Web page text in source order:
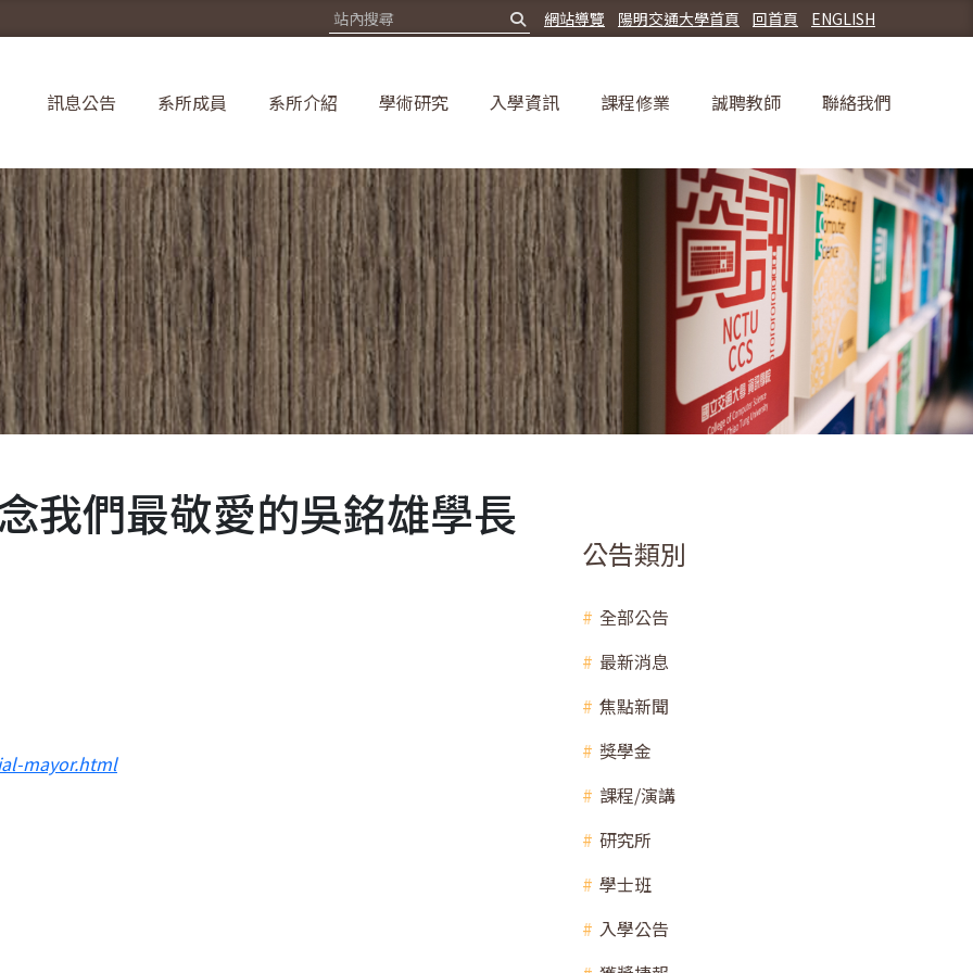
ENGLISH
回首頁
陽明交通大學首頁
網站導覽
訊息公告 系所成員 系所介紹 學術研究 入學資訊 課程修業 誠聘教師 聯絡我們
我們最敬愛的吳銘雄學長
mayor.html
公告類別
全部公告
最新消息
焦點新聞
獎學金
課程/演講
研究所
學士班
入學公告